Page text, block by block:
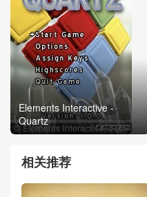
Elements Interactive -
Quartz
相关推荐